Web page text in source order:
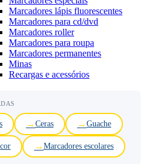
Marcadores lápis fluorescentes
Marcadores para cd/dvd
Marcadores roller
Marcadores para roupa
Marcadores permanentes
Minas
Recargas e acessórios
Ceras Guache
Marcadores escolares